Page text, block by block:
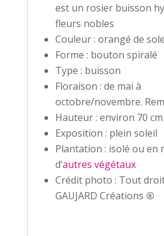
est un rosier buisson
fleurs nobles
Couleur : orangé de
Forme : bouton spiralé
Type : buisson
Floraison : de mai à
octobre/novembre.
Hauteur : environ 70 cm
Exposition : plein soleil
Plantation : isolé ou en
d’autres végétaux
Crédit photo : Tout
GAUJARD Créations ®